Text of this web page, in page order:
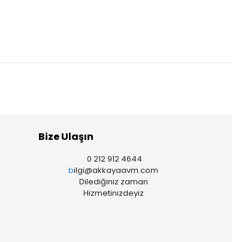
Bize Ulaşın
0 212 912 4644
bilgi@akkayaavm.com
Dilediğiniz zaman
Hizmetinizdeyiz